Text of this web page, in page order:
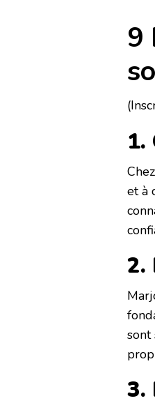
9
1.
et à
2.
sont
3.